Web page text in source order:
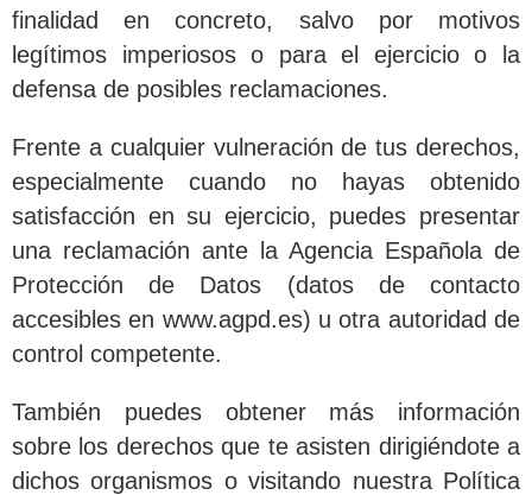
finalidad en concreto, salvo por motivos
legítimos imperiosos o para el ejercicio o la
defensa de posibles reclamaciones.
Frente a cualquier vulneración de tus derechos,
especialmente cuando no hayas obtenido
satisfacción en su ejercicio, puedes presentar
una reclamación ante la Agencia Española de
Protección de Datos (datos de contacto
accesibles en www.agpd.es) u otra autoridad de
control competente.
También puedes obtener más información
sobre los derechos que te asisten dirigiéndote a
dichos organismos o visitando nuestra Política